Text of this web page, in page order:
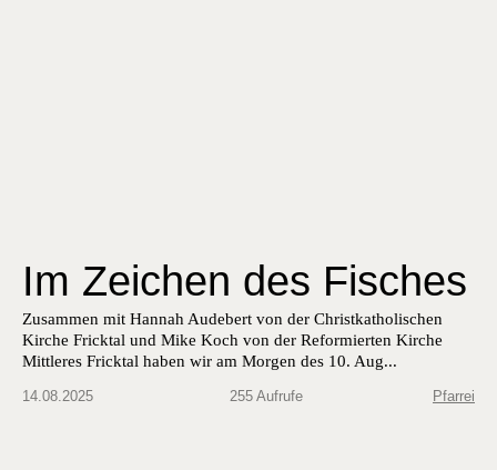
Im Zeichen des Fisches
Zusam­men mit Han­nah Aude­bert von der Christkatholis­chen
Kirche Frick­tal und Mike Koch von der Reformierten Kirche
Mit­tleres Frick­tal haben wir am Mor­gen des 10. Aug...
14.08.2025 255 Aufrufe Pfarrei